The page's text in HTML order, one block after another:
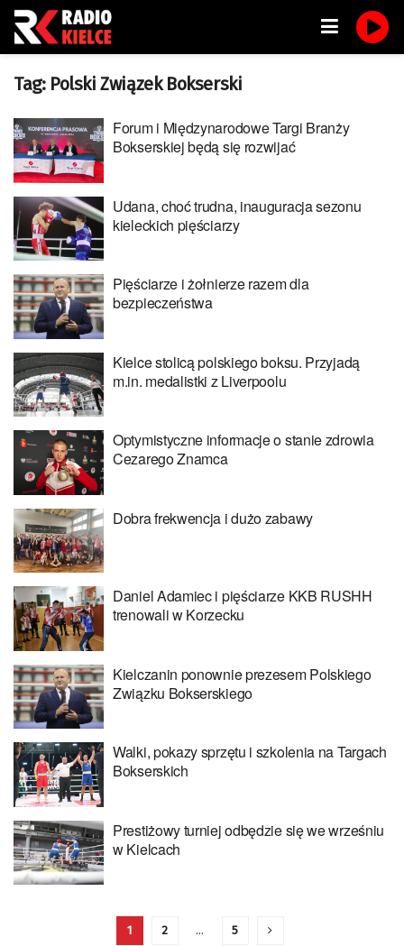
Tag: Polski Związek Bokserski
Forum i Międzynarodowe Targi Branży
Bokserskiej będą się rozwijać
Udana, choć trudna, inauguracja sezonu
kieleckich pięściarzy
Pięściarze i żołnierze razem dla
bezpieczeństwa
Kielce stolicą polskiego boksu. Przyjadą
m.in. medalistki z Liverpoolu
Optymistyczne informacje o stanie zdrowia
Cezarego Znamca
Dobra frekwencja i dużo zabawy
Daniel Adamiec i pięściarze KKB RUSHH
trenowali w Korzecku
Kielczanin ponownie prezesem Polskiego
Związku Bokserskiego
Walki, pokazy sprzętu i szkolenia na Targach
Bokserskich
Prestiżowy turniej odbędzie się we wrześniu
w Kielcach
1 2 … 5